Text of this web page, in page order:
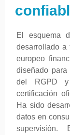
El esquema
desarrollado a
europeo
diseñado
del RGPD
certificación
Ha sido
datos en
supervisión.